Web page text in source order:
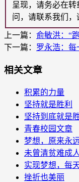
呈现，请务必在
问，请联系我们，
上一篇： 俞敏洪：“
下一篇： 罗永浩：每
相关文章
积累的力量
坚持就是胜利
坚持到底就是
青春校园文章
梦想，原来永
未曾清贫难成人
实现梦想，每
挫折也美丽